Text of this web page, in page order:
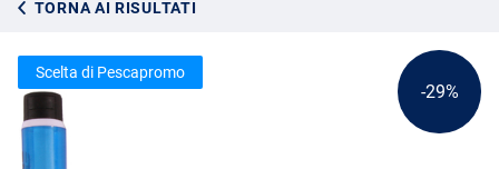
TORNA AI RISULTATI
-29%
Scelta di Pescapromo